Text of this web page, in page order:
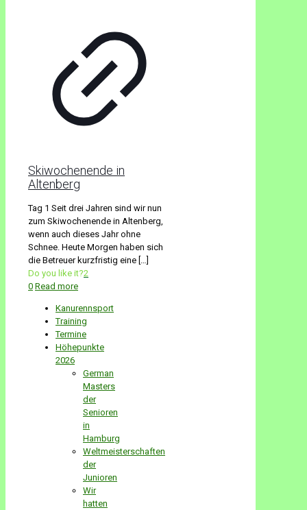
Skiwochenende in
Altenberg
Tag 1 Seit drei Jahren sind wir nun
zum Skiwochenende in Altenberg,
wenn auch dieses Jahr ohne
Schnee. Heute Morgen haben sich
die Betreuer kurzfristig eine
Do you like it?2
0 Read more
Kanurennsport
Training
Termine
Höhepunkte
2026
German
Masters
der
Senioren
in
Hamburg
Weltmeisterschaften
der
Junioren
Wir
hatten